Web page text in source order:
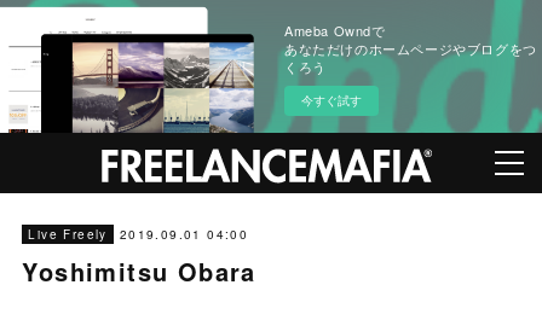
Ameba Owndで
あなただけのホームページやブログをつ
くろう
今すぐ試す
Live Freely 2019.09.01 04:00
Yoshimitsu Obara